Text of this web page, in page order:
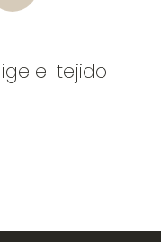
el tejido